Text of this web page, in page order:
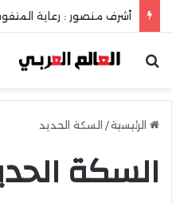
بحث عن
الرئيسية/ السكة الحديد
السكة